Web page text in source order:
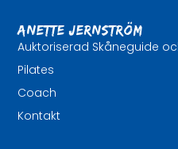
Anette Jernström
Auktoriserad Skåneguide
Pilates
Coach
Kontakt